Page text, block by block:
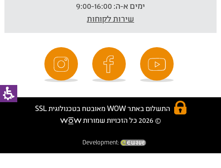
ימים א-ה:
שירות לקוחות
התשלום באתר WOW מאובטח בטכנולוגית SSL
© 2026 כל הזכויות שמורות
Development: